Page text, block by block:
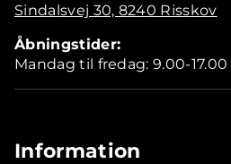
Sindalsvej 30, 8240 Risskov
Åbningstider:
Mandag til fredag: 9.00-17.00
Information